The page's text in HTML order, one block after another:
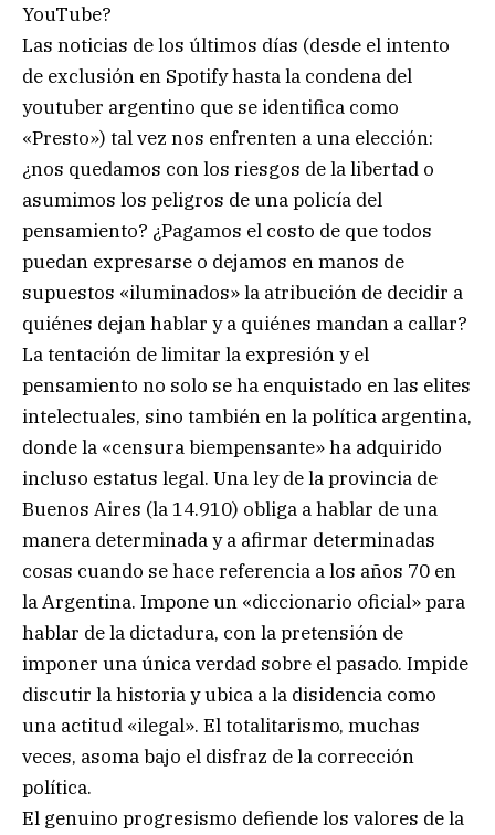
YouTube?
Las noticias de los últimos días (desde el intento
de exclusión en Spotify hasta la condena del
youtuber argentino que se identifica como
«Presto») tal vez nos enfrenten a una elección:
¿nos quedamos con los riesgos de la libertad o
asumimos los peligros de una policía del
pensamiento? ¿Pagamos el costo de que todos
puedan expresarse o dejamos en manos de
supuestos «iluminados» la atribución de decidir a
quiénes dejan hablar y a quiénes mandan a callar?
La tentación de limitar la expresión y el
pensamiento no solo se ha enquistado en las elites
intelectuales, sino también en la política argentina,
donde la «censura biempensante» ha adquirido
incluso estatus legal. Una ley de la provincia de
Buenos Aires (la 14.910) obliga a hablar de una
manera determinada y a afirmar determinadas
cosas cuando se hace referencia a los años 70 en
la Argentina. Impone un «diccionario oficial» para
hablar de la dictadura, con la pretensión de
imponer una única verdad sobre el pasado. Impide
discutir la historia y ubica a la disidencia como
una actitud «ilegal». El totalitarismo, muchas
veces, asoma bajo el disfraz de la corrección
política.
El genuino progresismo defiende los valores de la